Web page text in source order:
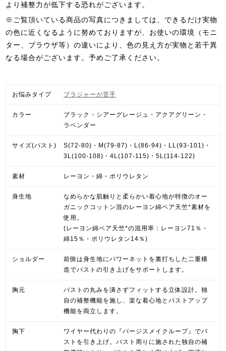
より補整力が低下する恐れがございます。
※ご覧頂いている商品の写真につきましては、できるだけ実物
の色に近くなるように努めておりますが、お使いの環境（モニ
ター、ブラウザ等）の違いにより、色の見え方が実物と若干異
なる場合がございます。予めご了承ください。
お悩みタイプ ブラジャーが苦手
カラー
ブラック・シアーグレージュ・アクアグリーン・
ラベンダー
サイズ(バスト)
S(72-80)・M(79-87)・L(86-94)・LL(93-101)・
3L(100-108)・4L(107-115)・5L(114-122)
素材 レーヨン・綿・ポリウレタン
身生地
なめらかな肌触りと柔らかい着心地が特徴のオー
ガニックコットン混のレーヨン綿ベア天竺*素材を
使用。
(レーヨン綿ベア天竺*の混用率：レーヨン71％・
綿15％・ポリウレタン14％)
ショルダー
前側は身生地にパワーネットを裏打ちした二重構
造でバストの引き上げをサポートします。
胸元
バストの丸みを潰さずフィットする立体設計。独
自の補整機能を施し、楽な着心地とバストアップ
機能を両立します。
胸下
ワイヤー代わりの『バージスメイクループ』でバ
ストを引き上げ。バスト周りに施された独自の補